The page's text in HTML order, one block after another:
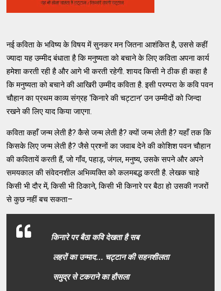
नई कविता के भविष्य के विषय में सुनकर मन जितना आशंकित है, उससे कहीं
ज्यादा यह उम्मीद बंधाता है कि मनुष्यता को बचाने के लिए कविता अपना कार्य
हमेशा करती रही है और आगे भी करती रहेगी. शायद किसी ने ठीक ही कहा है
कि मनुष्यता को बचाने की आखिरी उम्मीद कविता है. इसी परम्परा के कवि पवन
चौहान का प्रथम काव्य संग्रह ‘किनारे की चट्टान’ उन उम्मीदों को जिन्दा
रखने की लिए याद किया जाएगा.
कविता कहाँ जन्म लेती है? कैसे जन्म लेती है? क्यों जन्म लेती है? यहाँ तक कि
किसके लिए जन्म लेती है? जैसे प्रश्नों का जवाब देने की कोशिश पवन चौहान
की कवितायें करती हैं, जो गाँव, पहाड़, जंगल, मनुष्य, उसके सपने और अपने
समयकाल की संवेदनशील अभिव्यक्ति को कलमबद्ध करती है. लेखक चाहे
किसी भी दौर में, किसी भी ठिकाने, किसी भी किनारे पर बैठा हो उसकी नजरों
से कुछ नहीं बच सकता–
किनारे पर बैठा कवि देखता है सब
लहरों का उन्माद... चट्टान की सहनशीलता
समुद्र से टकराने का हौसला